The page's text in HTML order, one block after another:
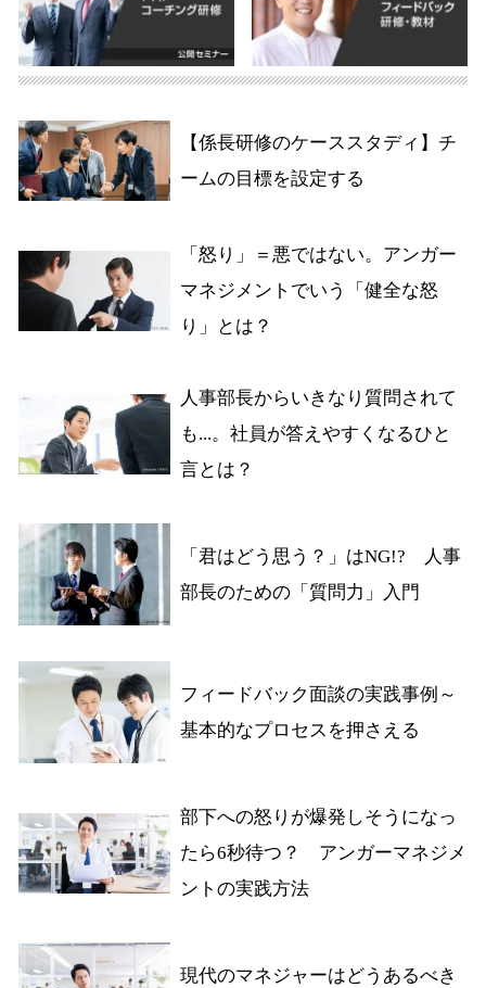
【係長研修のケーススタディ】チ
ームの目標を設定する
「怒り」＝悪ではない。アンガー
マネジメントでいう「健全な怒
り」とは？
人事部長からいきなり質問されて
も...。社員が答えやすくなるひと
言とは？
「君はどう思う？」はNG!? 人事
部長のための「質問力」入門
フィードバック面談の実践事例～
基本的なプロセスを押さえる
部下への怒りが爆発しそうになっ
たら6秒待つ？ アンガーマネジメ
ントの実践方法
現代のマネジャーはどうあるべき